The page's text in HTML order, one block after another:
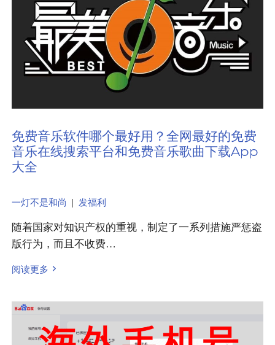
免费音乐软件哪个最好用？全网最好的免费
音乐在线搜索平台和免费音乐歌曲下载App
大全
一灯不是和尚 | 发福利
随着国家对知识产权的重视，制定了一系列措施严惩盗
版行为，而且不收费…
阅读更多